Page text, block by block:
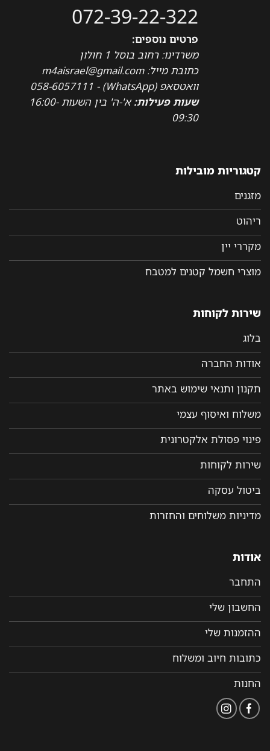
072-39-22-322
פרטים נוספים:
משרדינו: רחוב בוסל 1 חולון
כתובת מייל: m4aisrael@gmail.com
וואטסאפ (WhatsApp) - 058-6057111
שעות פעילות:
א'-ה' בין השעות 16:00-
09:30
קטגוריות מובילות
מזגנים
ריהוט
מקררי יין
מוצרי חשמל קטנים למטבח
שירות לקוחות
בלוג
אודות החברה
תקנון ותנאי שימוש באתר
משלוח ואיסוף עצמי
פינוי פסולת אלקטרונית
שירות לקוחות
ביטול עסקה
מדיניות משלוחים והחזרות
אודות
התחבר
החשבון שלי
ההזמנות שלי
כתובות חיוב ומשלוח
החנות